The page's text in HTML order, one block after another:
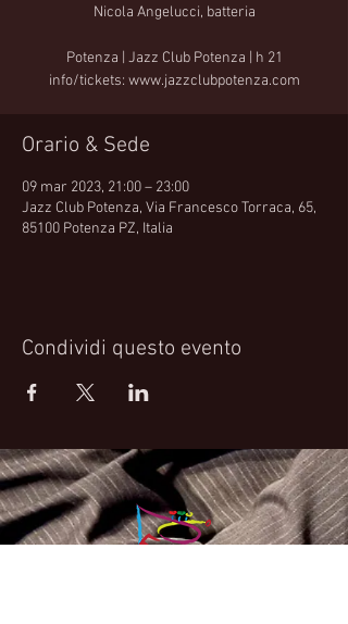
Nicola Angelucci, batteria
Potenza | Jazz Club Potenza | h 21
info/tickets: www.jazzclubpotenza.com
Orario & Sede
09 mar 2023, 21:00 – 23:00
Jazz Club Potenza, Via Francesco Torraca, 65,
85100 Potenza PZ, Italia
Condividi questo evento